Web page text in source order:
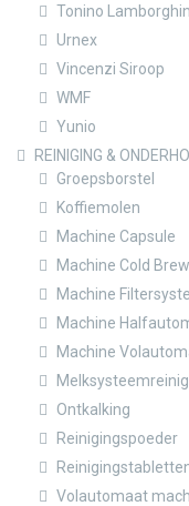
Tonino
Urnex
Vincenzi Siroop
WMF
Yunio
REINIGING &
Groepsborstel
Koffiemolen
Machine Capsule
Machine Cold Brew
Machine
Machine
Machine
Ontkalking
Reinigingspoeder
Volautomaat